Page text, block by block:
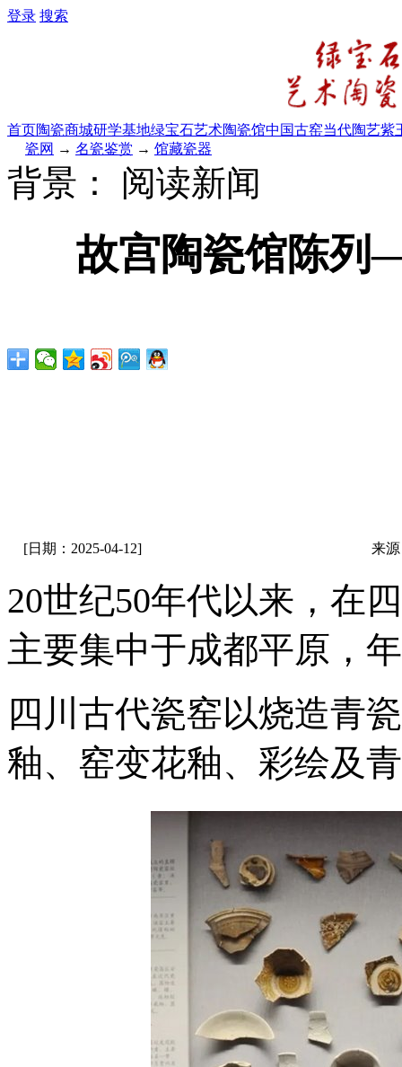
登录 搜索
首页陶瓷商城研学基地绿宝石艺术陶瓷馆中国古窑当代陶艺紫
瓷网 → 名瓷鉴赏 → 馆藏瓷器
背景： 阅读新闻
故宫陶瓷馆陈
[日期：2025-04-12] 来
20世纪50年代以来，在
主要集中于成都平原，
四川古代瓷窑以烧造青
釉、窑变花釉、彩绘及